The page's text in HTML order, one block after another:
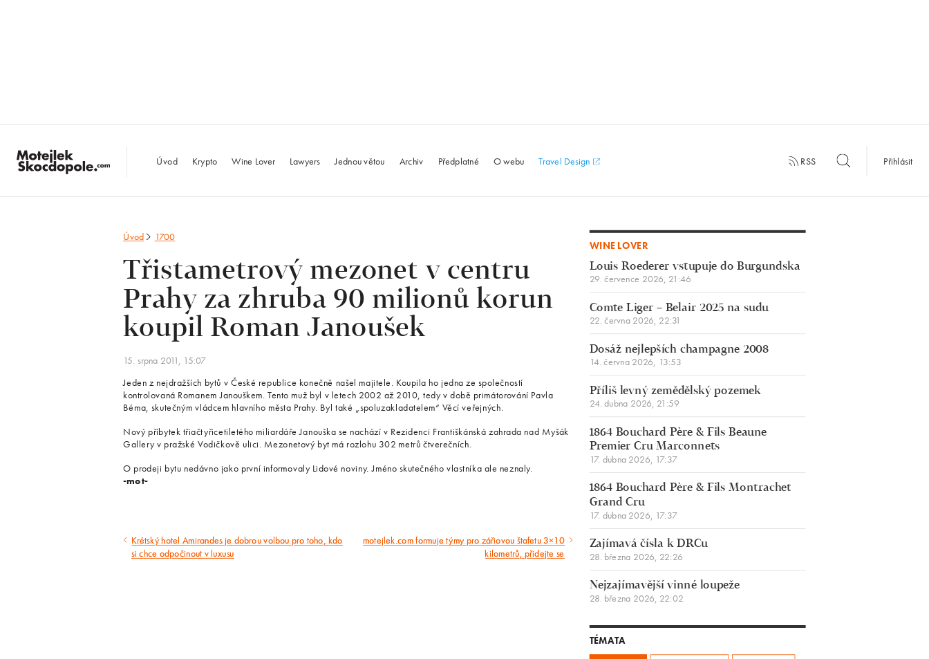
MotejlekSkocdopole.com
Úvod Krypto Wine Lover Lawyers Jednou větou Archiv Předplatné O webu Travel Design RSS Přihlásit
Úvod 1700
Třistametrový mezonet v centru
Prahy za zhruba 90 milionů korun
koupil Roman Janoušek
15. srpna 2011, 15:07
Jeden z nejdražších bytů v České republice konečně našel majitele. Koupila ho jedna ze společností
kontrolovaná Romanem Janouškem. Tento muž byl v letech 2002 až 2010, tedy v době primátorování Pavla
Béma, skutečným vládcem hlavního města Prahy. Byl také „spoluzakladatelem“ Věcí veřejných.
Nový příbytek třiačtyřicetiletého miliardáře Janouška se nachází v Rezidenci Františkánská zahrada nad Myšák
Gallery v pražské Vodičkově ulici. Mezonetový byt má rozlohu 302 metrů čtverečních.
O prodeji bytu nedávno jako první informovaly Lidové noviny. Jméno skutečného vlastníka ale neznaly.
-mot-
Předcházející
Krétský hotel Amirandes je dobrou volbou pro toho, kdo
si chce odpočinout v luxusu
Následující
motejlek.com formuje týmy pro zářiovou štafetu 3×10
kilometrů, přidejte se
WINE LOVER
Louis Roederer vstupuje do Burgundska
29. července 2026, 21:46
Comte Liger – Belair 2025 na sudu
22. června 2026, 22:31
Dosáž nejlepších champagne 2008
14. června 2026, 13:53
Příliš levný zemědělský pozemek
24. dubna 2026, 21:59
1864 Bouchard Père & Fils Beaune
Premier Cru Marconnets
17. dubna 2026, 17:37
1864 Bouchard Père & Fils Montrachet
Grand Cru
17. dubna 2026, 17:37
Zajímavá čísla k DRCu
28. března 2026, 22:26
Nejzajímavější vinné loupeže
28. března 2026, 22:02
TÉMATA